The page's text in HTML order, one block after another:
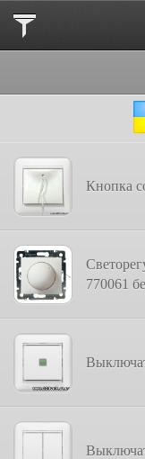
Кнопка
770061